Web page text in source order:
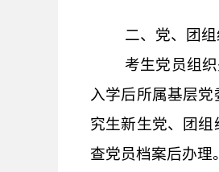
二、 党、团
考生党员组
入学后所属基层
究生新生党、团
查党员档案后办理